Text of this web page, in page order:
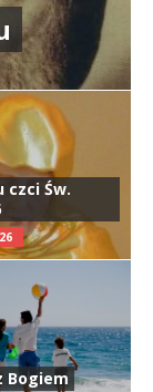
czci Św.
Bogiem